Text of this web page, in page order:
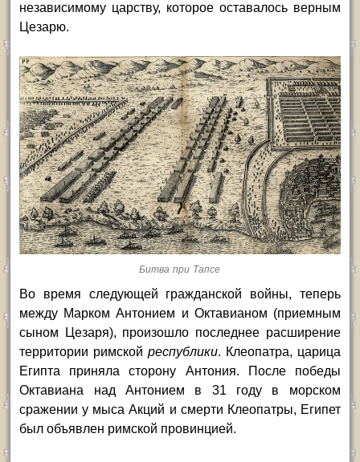
независимому царству, которое оставалось верным
Цезарю.
Битва при Тапсе
Во время следующей гражданской войны, теперь
между Марком Антонием и Октавианом (приемным
сыном Цезаря), произошло последнее расширение
территории римской республики. Клеопатра, царица
Египта приняла сторону Антония. После победы
Октавиана над Антонием в 31 году в морском
сражении у мыса Акций и смерти Клеопатры, Египет
был объявлен римской провинцией.